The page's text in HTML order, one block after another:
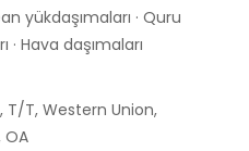
yükdaşımaları · Quru
· Hava daşımaları
T/T, Western Union,
OA